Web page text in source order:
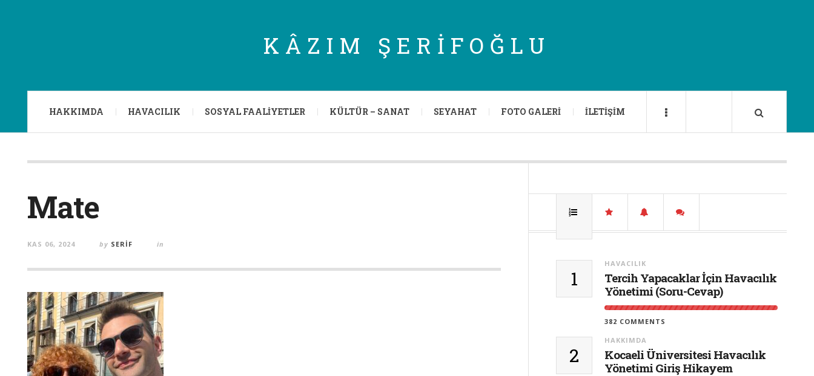
KÂZIM ŞERIFOĞLU
HAKKIMDA HAVACILIK SOSYAL FAALIYETLER KÜLTÜR – SANAT SEYAHAT FOTO GALERI İLETIŞIM
Mate
KAS 06, 2024 by SERIF in
1
HAVACILIK
Tercih Yapacaklar İçin Havacılık
Yönetimi (Soru-Cevap)
382 COMMENTS
2
HAKKIMDA
Kocaeli Üniversitesi Havacılık
Yönetimi Giriş Hikayem